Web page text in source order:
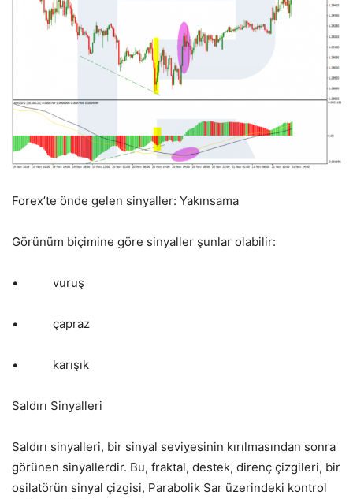
Forex’te önde gelen sinyaller: Yakınsama
Görünüm biçimine göre sinyaller şunlar olabilir:
• vuruş
• çapraz
• karışık
Saldırı Sinyalleri
Saldırı sinyalleri, bir sinyal seviyesinin kırılmasından sonra
görünen sinyallerdir. Bu, fraktal, destek, direnç çizgileri, bir
osilatörün sinyal çizgisi, Parabolik Sar üzerindeki kontrol